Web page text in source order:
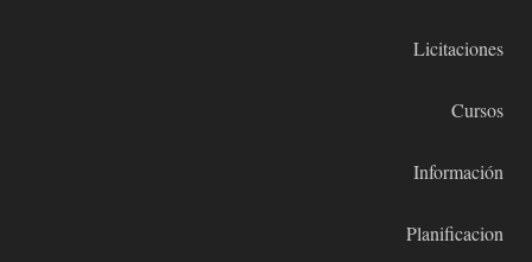
Licitaciones
Cursos
Información
Planificacion